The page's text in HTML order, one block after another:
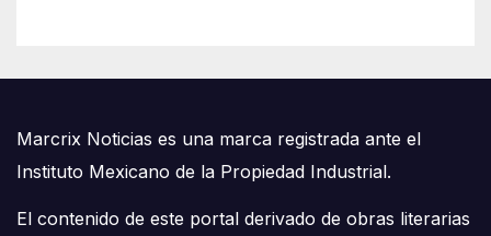
Marcrix Noticias es una marca registrada ante el
Instituto Mexicano de la Propiedad Industrial.
El contenido de este portal derivado de obras literarias